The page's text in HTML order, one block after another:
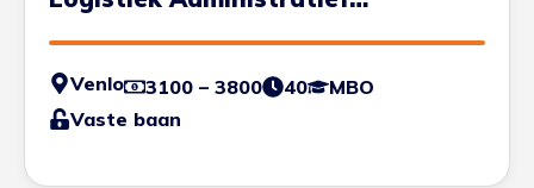
Medewerker
Venlo 3100 – 3800 40
MBO
Vaste baan